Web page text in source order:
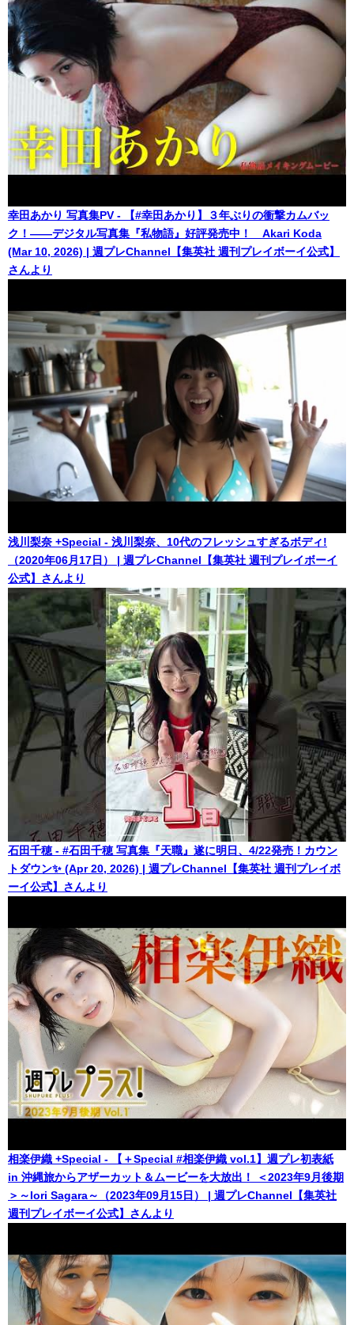
幸田あかり 写真集PV - 【#幸田あかり】３年ぶりの衝撃カムバッ
ク！――デジタル写真集『私物語』好評発売中！ Akari Koda
(Mar 10, 2026) | 週プレChannel【集英社 週刊プレイボーイ公式】
さんより
浅川梨奈 +Special - 浅川梨奈、10代のフレッシュすぎるボディ!
（2020年06月17日） | 週プレChannel【集英社 週刊プレイボーイ
公式】さんより
石田千穂 - #石田千穂 写真集『天職』遂に明日、4/22発売！カウン
トダウン✨ (Apr 20, 2026) | 週プレChannel【集英社 週刊プレイボ
ーイ公式】さんより
相楽伊織 +Special - 【＋Special #相楽伊織 vol.1】週プレ初表紙
in 沖縄旅からアザーカット＆ムービーを大放出！ ＜2023年9月後期
＞～Iori Sagara～（2023年09月15日） | 週プレChannel【集英社
週刊プレイボーイ公式】さんより